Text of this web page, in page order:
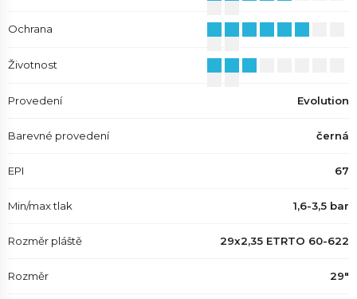
Ochrana
Životnost
Provedení Evolution
Barevné provedení černá
EPI 67
Min/max tlak 1,6-3,5 bar
Rozměr pláště 29x2,35 ETRTO 60-622
Rozměr 29"